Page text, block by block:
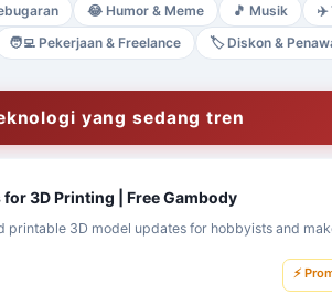
😂 Humor & Meme 🎵 Musik ✈️
🧑‍💻 Pekerjaan & Freelance 🏷️ Diskon &
yang sedang tren
for 3D Printing | Free Gambody
printable 3D model updates for hobbyists and
⚡